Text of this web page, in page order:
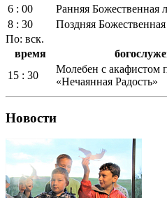
6 : 00
Ранняя Божественная
8 : 30
Поздняя
По: вск.
время
15 : 30
Молебен с акафистом
«Нечаянная Радость»
Новости